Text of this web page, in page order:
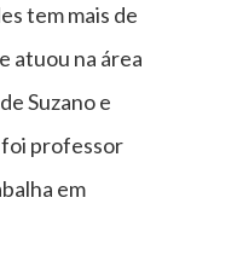
tem mais de
atuou na área
Suzano e
foi professor
em